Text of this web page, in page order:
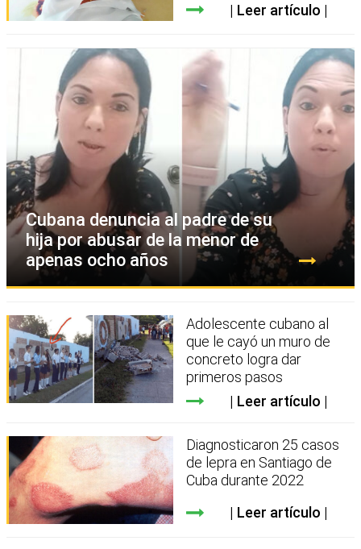
Leer artículo
Cubana denuncia al padre de su
hija por abusar de la menor de
apenas ocho años
Adolescente cubano al
que le cayó un muro de
concreto logra dar
primeros pasos
Leer artículo
Diagnosticaron 25 casos
de lepra en Santiago de
Cuba durante 2022
Leer artículo